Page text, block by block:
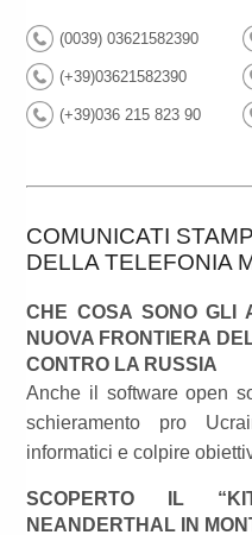
(0039) 03621582390
(+39)03621582390
(+39)036 215 823 90
COMUNICATI
DELLA TELEFONIA
CHE COSA SONO GLI
NUOVA FRONTIERA
CONTRO LA RUSSIA
Anche il software open
schieramento pro
informatici e colpire
SCOPERTO IL
NEANDERTHAL IN